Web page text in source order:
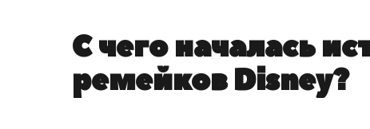
С чего началась
ремейков Disney?